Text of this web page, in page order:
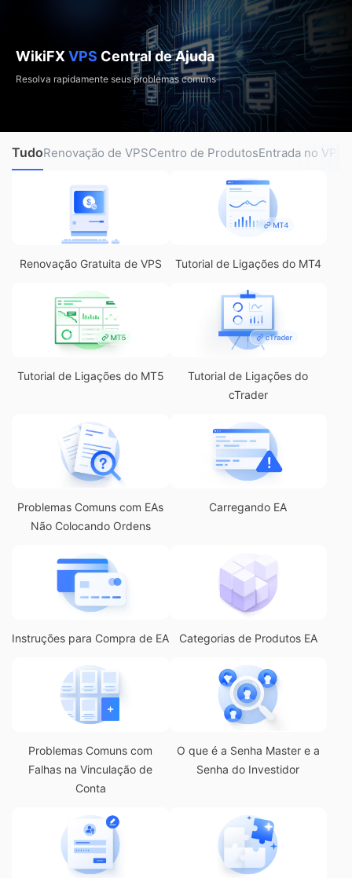
WikiFX VPS Central de Ajuda
Resolva rapidamente seus problemas comuns
TudoRenovação de VPSCentro de ProdutosEntrada no VPS
Renovação Gratuita de VPS Tutorial de Ligações do MT4
Tutorial de Ligações do MT5
Tutorial de Ligações do
cTrader
Problemas Comuns com EAs
Não Colocando Ordens
Carregando EA
Instruções para Compra de EA Categorias de Produtos EA
Problemas Comuns com
Falhas na Vinculação de
Conta
O que é a Senha Master e a
Senha do Investidor